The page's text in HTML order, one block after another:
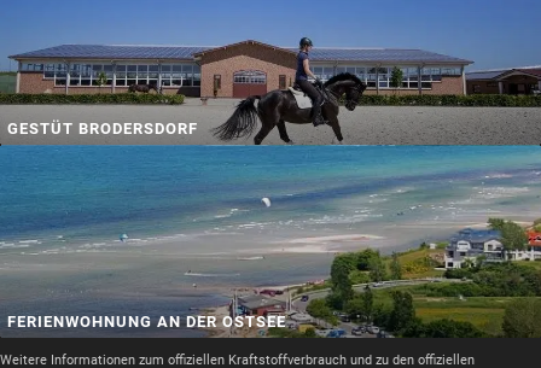
GESTÜT BRODERSDORF
FERIENWOHNUNG AN DER OSTSEE
Weitere Informationen zum offiziellen Kraftstoffverbrauch und zu den offiziellen